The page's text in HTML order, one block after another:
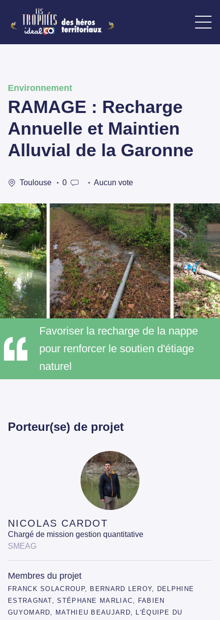
Environnement
RAMAGE : Recharge
Annuelle et Maintien
Alluvial de la Garonne
Toulouse 0 Aucun vote
Favoriser la recharge de la nappe
pour renforcer le soutien d'étiage
naturel
Porteur(se) de projet
NICOLAS CARDOT
Chargé de mission gestion quantitative
SMEAG
Membres du projet
FRANCK SOLACROUP, BERNARD LEROY, DELPHINE
ESTRAGNAT, STÉPHANE MARLIAC, FABIEN
GUYOMARD, MATHIEU BEAUJARD, L'ÉQUIPE DU